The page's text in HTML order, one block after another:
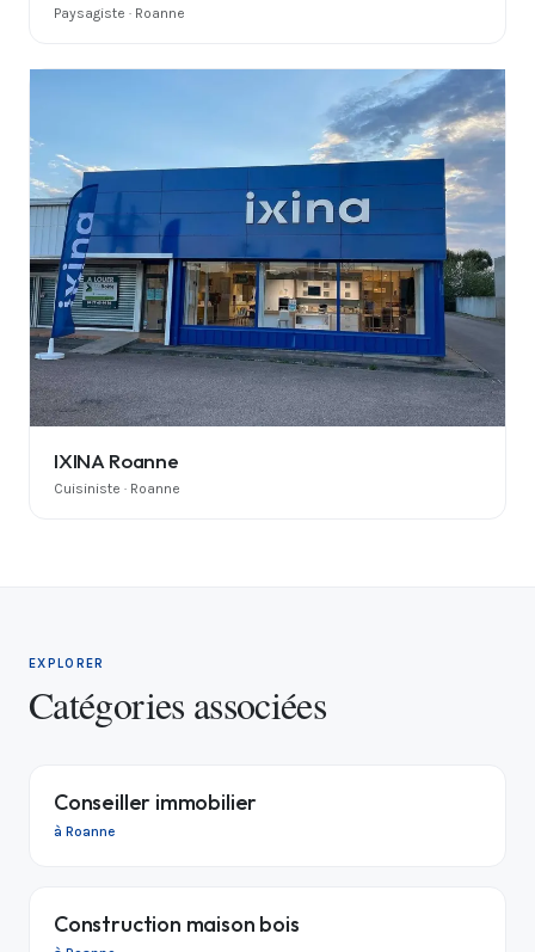
Paysagiste · Roanne
IXINA Roanne
Cuisiniste · Roanne
EXPLORER
Catégories associées
Conseiller immobilier
à Roanne
Construction maison bois